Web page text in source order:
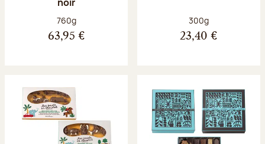
Poids net :
760g
63,95 €
Poids net :
300g
23,40 €